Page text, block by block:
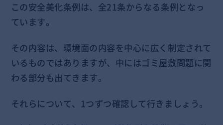
この安全美化条例は、全21条からなる条例となっ
ています。
その内容は、環境面の内容を中心に広く制定されて
いるものではありますが、中にはゴミ屋敷問題に関
わる部分も出てきます。
それらについて、1つずつ確認して行きましょう。